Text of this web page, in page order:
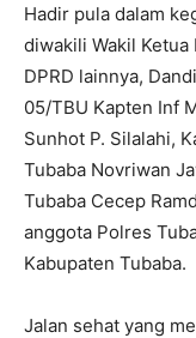
Hadir pula dalam
diwakili Wakil
DPRD lainnya,
05/TBU Kapten Inf
Sunhot P. Silalahi,
Tubaba Novriwan
Tubaba Cecep
anggota Polres
Kabupaten Tubaba.
Jalan sehat yang